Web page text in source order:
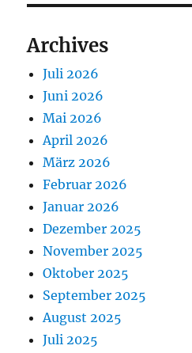
Archives
Juli 2026
Juni 2026
Mai 2026
April 2026
März 2026
Februar 2026
Januar 2026
Dezember 2025
November 2025
Oktober 2025
September 2025
August 2025
Juli 2025